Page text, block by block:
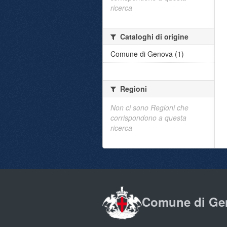
ricerca
Cataloghi di origine
Comune di Genova (1)
Regioni
Non ci sono Regioni che
corrispondono a questa
ricerca
Comune di